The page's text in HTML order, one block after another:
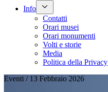
Info
Contatti
Orari musei
Orari monumenti
Volti e storie
Media
Politica della Privacy
Eventi / 13 Febbraio 2026